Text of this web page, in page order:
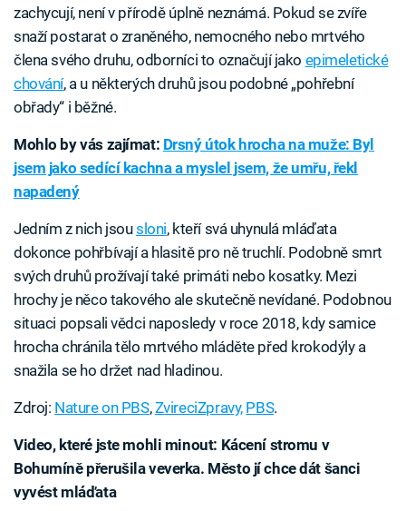
zachycují, není v přírodě úplně neznámá. Pokud se zvíře
snaží postarat o zraněného, nemocného nebo mrtvého
člena svého druhu, odborníci to označují jako epimeletické
chování, a u některých druhů jsou podobné „pohřební
obřady“ i běžné.
Mohlo by vás zajímat: Drsný útok hrocha na muže: Byl
jsem jako sedící kachna a myslel jsem, že umřu, řekl
napadený
Jedním z nich jsousloni, kteří svá uhynulá mláďata
dokonce pohřbívají a hlasitě pro ně truchlí. Podobně smrt
svých druhů prožívají také primáti nebo kosatky. Mezi
hrochy je něco takového ale skutečně nevídané. Podobnou
situaci popsali vědci naposledy v roce 2018, kdy samice
hrocha chránila tělo mrtvého mláděte před krokodýly a
snažila se ho držet nad hladinou.
Zdroj: Nature on PBS,ZvireciZpravy, PBS.
Video, které jste mohli minout: Kácení stromu v
Bohumíně přerušila veverka. Město jí chce dát šanci
vyvést mláďata